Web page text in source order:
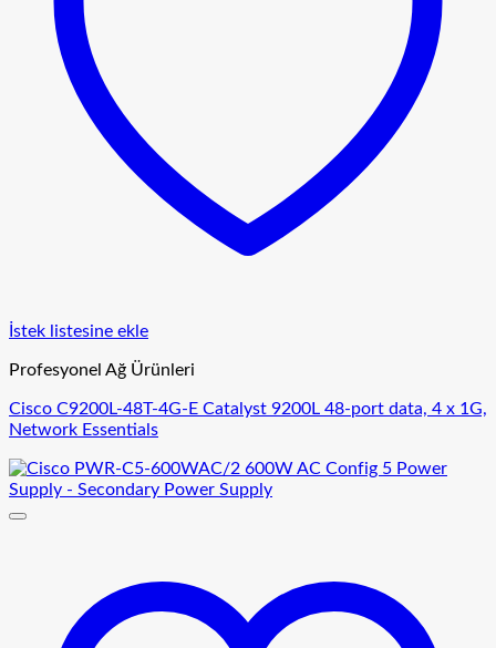
İstek listesine ekle
Profesyonel Ağ Ürünleri
Cisco C9200L-48T-4G-E Catalyst 9200L 48-port data, 4 x 1G,
Network Essentials